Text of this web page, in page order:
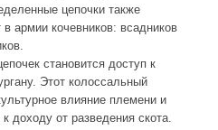
цепочки также
армии кочевников: всадников
становится доступ к
Этот колоссальный
влияние племени и
доходу от разведения скота.